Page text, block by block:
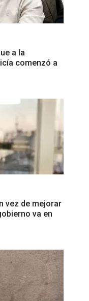
a la
comenzó a
vez de mejorar
va en